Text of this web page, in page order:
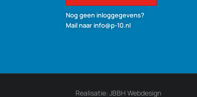
Nog geen inloggegevens?
Mail naar info@p-10.nl
Realisatie: JBBH Webdesign